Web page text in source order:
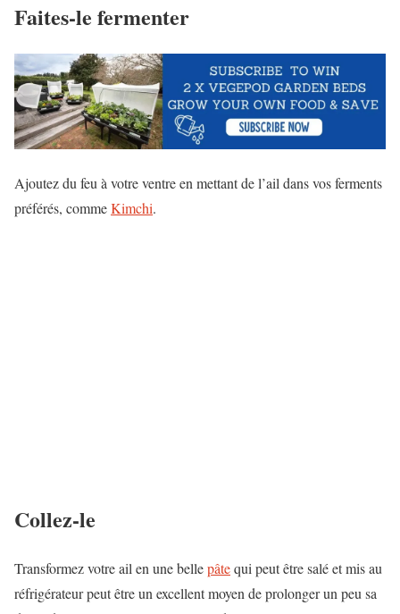
Faites-le fermenter
Ajoutez du feu à votre ventre en mettant de l’ail dans vos ferments
préférés, commeKimchi.
Collez-le
Transformez votre ail en une bellepâtequi peut être salé et mis au
réfrigérateur peut être un excellent moyen de prolonger un peu sa